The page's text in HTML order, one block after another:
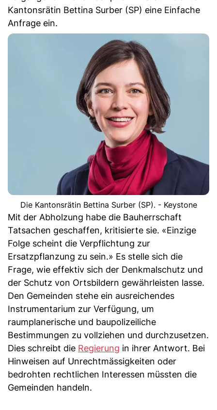
Kantonsrätin Bettina Surber (SP) eine Einfache
Anfrage ein.
Die Kantonsrätin Bettina Surber (SP). - Keystone
Mit der Abholzung habe die Bauherrschaft
Tatsachen geschaffen, kritisierte sie. «Einzige
Folge scheint die Verpflichtung zur
Ersatzpflanzung zu sein.» Es stelle sich die
Frage, wie effektiv sich der Denkmalschutz und
der Schutz von Ortsbildern gewährleisten lasse.
Den Gemeinden stehe ein ausreichendes
Instrumentarium zur Verfügung, um
raumplanerische und baupolizeiliche
Bestimmungen zu vollziehen und durchzusetzen.
Dies schreibt die Regierung in ihrer Antwort. Bei
Hinweisen auf Unrechtmässigkeiten oder
bedrohten rechtlichen Interessen müssten die
Gemeinden handeln.